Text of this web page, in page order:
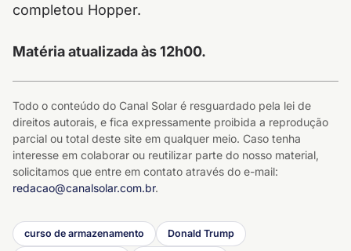
completou Hopper.
Matéria atualizada às 12h00.
Todo o conteúdo do Canal Solar é resguardado pela lei de
direitos autorais, e fica expressamente proibida a reprodução
parcial ou total deste site em qualquer meio. Caso tenha
interesse em colaborar ou reutilizar parte do nosso material,
solicitamos que entre em contato através do e-mail:
redacao@canalsolar.com.br.
curso de armazenamento Donald Trump